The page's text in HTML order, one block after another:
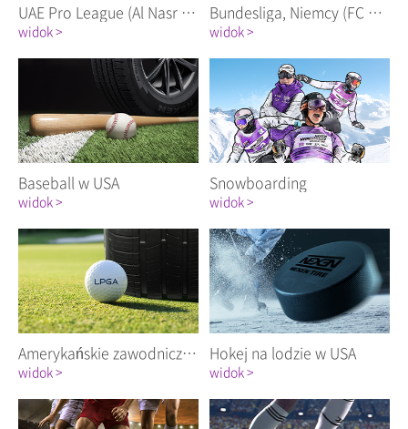
UAE Pro League (Al Nasr FC)
widok >
Bundesliga, Niemcy (FC Bayern)
widok >
Baseball w USA
widok >
Snowboarding
widok >
Amerykańskie zawodniczki LPGA
widok >
Hokej na lodzie w USA
widok >